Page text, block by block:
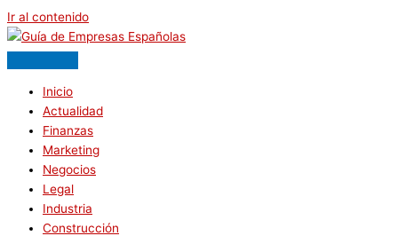
Ir al contenido
Inicio
Actualidad
Finanzas
Marketing
Negocios
Legal
Industria
Construcción